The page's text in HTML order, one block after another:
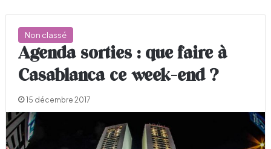
Non classé
Agenda sorties : que faire à
Casablanca ce week-end ?
15 décembre 2017